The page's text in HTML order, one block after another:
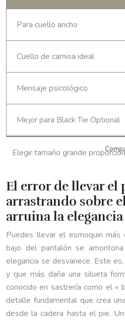
Para cuello ancho
Cuello de camisa ideal
Mensaje psicológico
Mejor para Black Tie Optional
El error de llevar el
arrastrando sobre
arruina la
Puedes llevar el esmoquin
bajo del pantalón se
elegancia se desvanece. Este
y que más daña una silueta
conocido en sastrería como el «
detalle fundamental que crea una
desde la cadera hasta el pie.